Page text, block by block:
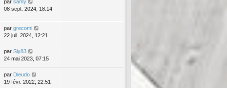
par samy
08 sept. 2024, 18:14
par grecomi
22 juil. 2024, 12:21
par Sly83
24 mai 2023, 07:15
par Dieudo
19 févr. 2022, 22:51